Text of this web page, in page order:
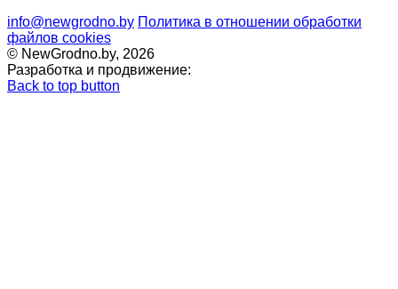
info@newgrodno.by Политика в отношении обработки
файлов cookies
© NewGrodno.by, 2026
Разработка и продвижение:
Back to top button